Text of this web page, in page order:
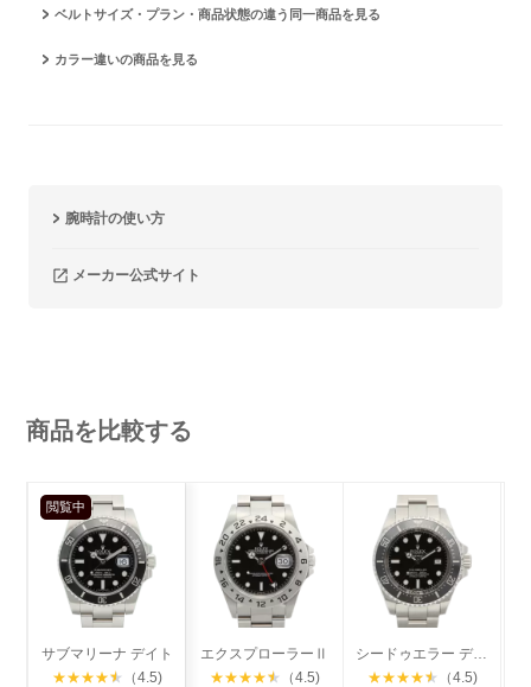
ベルトサイズ・プラン・商品状態の違う同一商品を見る
カラー違いの商品を見る
腕時計の使い方
メーカー公式サイト
商品を比較する
閲覧中
サブマリーナ デイト
★★★★★ （4.5)
エクスプローラーⅡ
★★★★★ （4.5)
シードゥエラー ディープシー
★★★★★ （4.5)